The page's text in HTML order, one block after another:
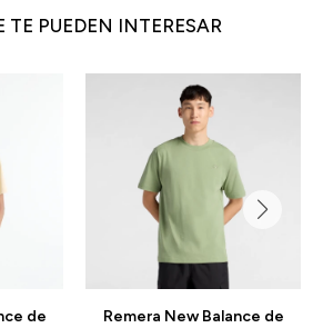
TE PUEDEN INTERESAR
de
Remera New Balance de